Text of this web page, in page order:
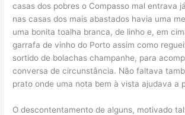
casas dos pobres o Compasso mal entrava
nas casas dos mais abastados havia uma
uma bonita toalha branca, de linho e, em
garrafa de vinho do Porto assim como
sortido de bolachas champanhe, para
conversa de circunstância. Não faltava
prato onde uma nota bem à vista ajudava a
O descontentamento de alguns, motivado